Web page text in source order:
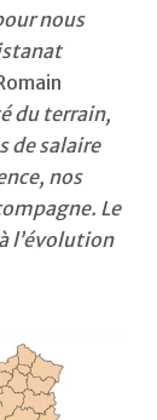
nous
du terrain,
de salaire
nos
Le
l’évolution